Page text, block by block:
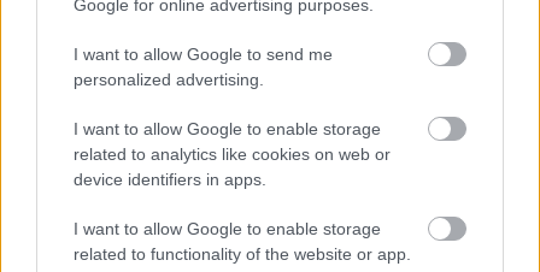
Google for online advertising purposes.
I want to allow Google to send me
personalized advertising.
I want to allow Google to enable storage
related to analytics like cookies on web or
device identifiers in apps.
I want to allow Google to enable storage
related to functionality of the website or app.
Saját streaming szolgáltatást indít az RTL,